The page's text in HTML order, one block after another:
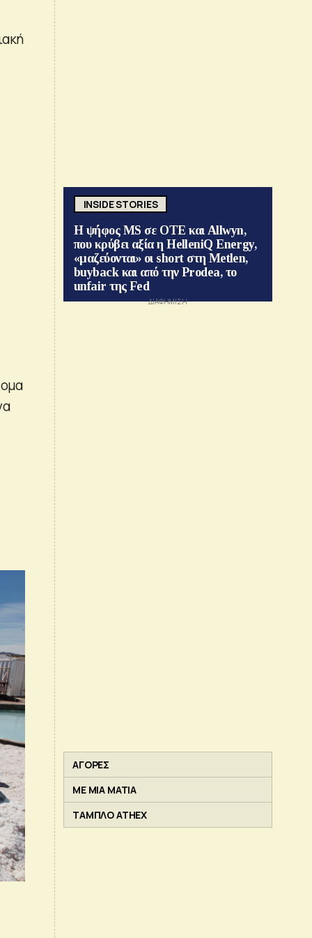
INSIDE STORIES
Η ψήφος MS σε ΟΤΕ και Allwyn,
που κρύβει αξία η HelleniQ Energy,
«μαζεύονται» οι short στη Metlen,
buyback και από την Prodea, το
unfair της Fed
ΑΓΟΡΕΣ
ΜΕ ΜΙΑ ΜΑΤΙΑ
ΤΑΜΠΛΟ ATHEX